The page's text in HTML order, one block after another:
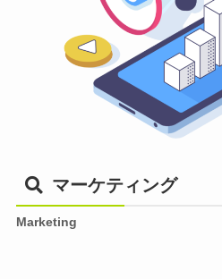
マーケティング
Marketing